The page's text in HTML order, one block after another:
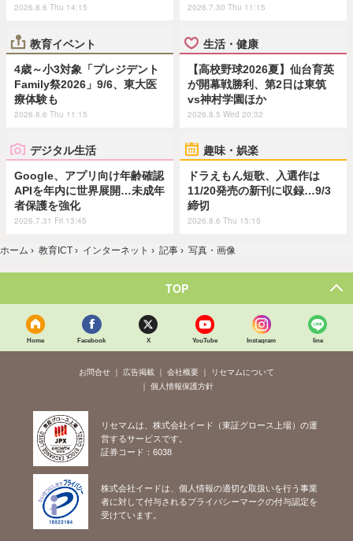
2026.8.6 Thu 14:15 2026.7.30 Thu 11:15
教育イベント
4歳～小3対象「プレジデント
Family祭2026」9/6、東大医
療体験も
2026.8.6 Thu 11:15
生活・健康
【高校野球2026夏】仙台育英
が開幕戦勝利、第2日は東筑
vs神村学園ほか
2026.8.5 Wed 20:32
デジタル生活
Google、アプリ向け年齢確認
APIを年内に世界展開…未成年
者保護を強化
2026.7.31 Fri 13:45
趣味・娯楽
ドラえもん短歌、入選作は
11/20発売の新刊に収録…9/3
締切
2026.8.6 Thu 15:15
ホーム › 教育ICT › インターネット › 記事 › 写真・画像
TOP
Home Facebook X YouTube Instagram line
お問合せ 広告掲載 会社概要
リセマムについて
個人情報保護方針
リセマムは、株式会社イード（東証グロース上場）の運
営するサービスです。
証券コード：6038
株式会社イードは、個人情報の適切な取扱いを行う事業
者に対して付与されるプライバシーマークの付与認定を
受けています。